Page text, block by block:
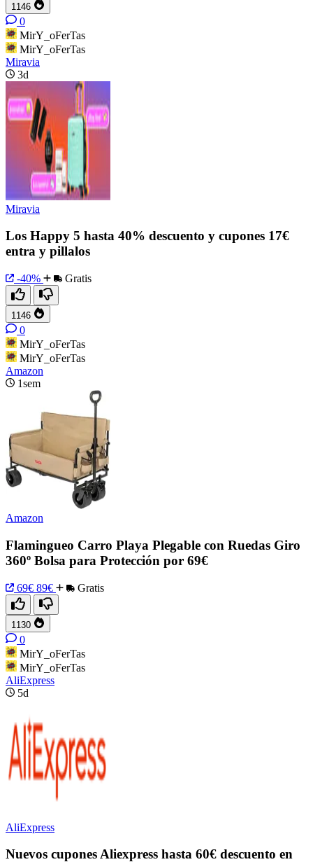
1146
0
MirY_oFerTas
MirY_oFerTas
Miravia
3d
Miravia
Los Happy 5 hasta 40% descuento y cupones 17€
entra y pillalos
-40% Gratis
1146
0
MirY_oFerTas
MirY_oFerTas
Amazon
1sem
Amazon
Flamingueo Carro Playa Plegable con Ruedas Giro
360º Bolsa para Protección por 69€
69€ 89€ Gratis
1130
0
MirY_oFerTas
MirY_oFerTas
AliExpress
5d
AliExpress
Nuevos cupones Aliexpress hasta 60€ descuento en